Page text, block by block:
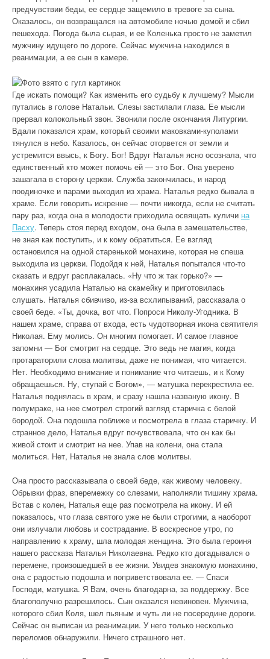
предчувствии беды, ее сердце защемило в тревоге за сына.
Оказалось, он возвращался на автомобиле ночью домой и сбил
пешехода. Погода была сырая, и ее Коленька просто не заметил
мужчину идущего по дороге. Сейчас мужчина находился в
реанимации, а ее сын в камере.
Где искать помощи? Как изменить его судьбу к лучшему? Мысли
путались в голове Натальи. Слезы застилали глаза. Ее мысли
прервал колокольный звон. Звонили после окончания Литургии.
Вдали показался храм, который своими маковками-куполами
тянулся в небо. Казалось, он сейчас оторвется от земли и
устремится ввысь, к Богу. Бог! Вдруг Наталья ясно осознала, что
единственный кто может помочь ей — это Бог. Она уверено
зашагала в сторону церкви. Служба закончилась, и народ
поодиночке и парами выходил из храма. Наталья редко бывала в
храме. Если говорить искренне — почти никогда, если не считать
пару раз, когда она в молодости приходила освящать куличи на
Пасху. Теперь стоя перед входом, она была в замешательстве,
не зная как поступить, и к кому обратиться. Ее взгляд
остановился на одной старенькой монахине, которая не спеша
выходила из церкви. Подойдя к ней, Наталья попытался что-то
сказать и вдруг расплакалась. «Ну что ж так горько?» —
монахиня усадила Наталью на скамейку и приготовилась
слушать. Наталья сбивчиво, из-за всхлипываний, рассказала о
своей беде. «Ты, дочка, вот что. Попроси Николу-Угодника. В
нашем храме, справа от входа, есть чудотворная икона святителя
Николая. Ему молись. Он многим помогает. И самое главное
запомни — Бог смотрит на сердце. Это ведь не магия, когда
протараторили слова молитвы, даже не понимая, что читается.
Нет. Необходимо внимание и понимание что читаешь, и к Кому
обращаешься. Ну, ступай с Богом», — матушка перекрестила ее.
Наталья поднялась в храм, и сразу нашла названую икону. В
полумраке, на нее смотрел строгий взгляд старичка с белой
бородой. Она подошла поближе и посмотрела в глаза старичку. И
странное дело, Наталья вдруг почувствовала, что он как бы
живой стоит и смотрит на нее. Упав на колени, она стала
молиться. Нет, Наталья не знала слов молитвы.
Она просто рассказывала о своей беде, как живому человеку.
Обрывки фраз, вперемежку со слезами, наполняли тишину храма.
Встав с колен, Наталья еще раз посмотрела на икону. И ей
показалось, что глаза святого уже не были строгими, а наоборот
они излучали любовь и сострадание. В воскресное утро, по
направлению к храму, шла молодая женщина. Это была героиня
нашего рассказа Наталья Николаевна. Редко кто догадывался о
перемене, произошедшей в ее жизни. Увидев знакомую монахиню,
она с радостью подошла и поприветствовала ее. — Спаси
Господи, матушка. Я Вам, очень благодарна, за поддержку. Все
благополучно разрешилось. Сын оказался невиновен. Мужчина,
которого сбил Коля, шел пьяным и чуть ли не посередине дороги.
Сейчас он выписан из реанимации. У него только несколько
переломов обнаружили. Ничего страшного нет.